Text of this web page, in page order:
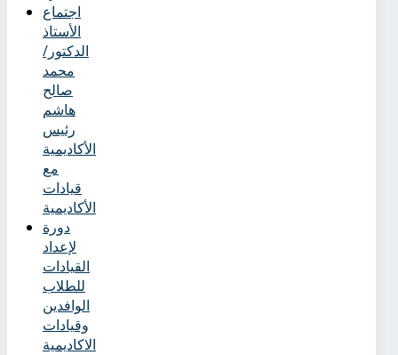
اجتماع
الأستاذ
الدكتور/
محمد
صالح
هاشم
رئيس
الأكاديمية
مع
قيادات
الأكاديمية
دورة
لإعداد
القيادات
للطلاب
الوافدين
وقيادات
الاكاديمية